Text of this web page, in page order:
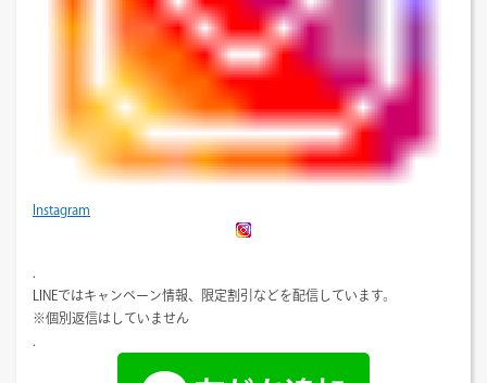
Instagram
LINEではキャンペーン情報、限定割引などを配信しています。
※個別返信はしていません